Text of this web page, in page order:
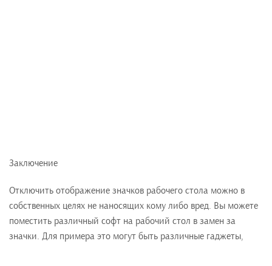
Заключение
Отключить отображение значков рабочего стола можно в
собственных целях не наносящих кому либо вред. Вы можете
поместить различный софт на рабочий стол в замен за
значки. Для примера это могут быть различные гаджеты,